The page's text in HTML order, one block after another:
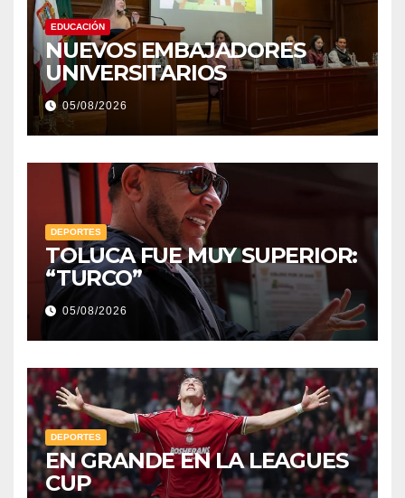
EDUCACIÓN
NUEVOS EMBAJADORES
UNIVERSITARIOS
05/08/2026
DEPORTES
TOLUCA FUE MUY SUPERIOR:
“TURCO”
05/08/2026
DEPORTES
EN GRANDE EN LA LEAGUES
CUP